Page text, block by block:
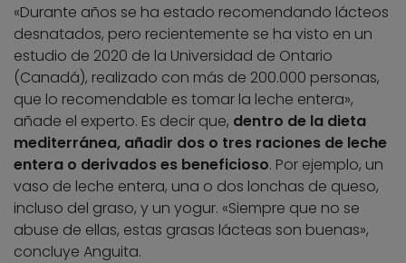
«Durante años se ha estado recomendando lácteos
desnatados, pero recientemente se ha visto en un
estudio de 2020 de la Universidad de Ontario
(Canadá), realizado con más de 200.000 personas,
que lo recomendable es tomar la leche entera»,
añade el experto. Es decir que, dentro de la dieta
mediterránea, añadir dos o tres raciones de leche
entera o derivados es beneficioso. Por ejemplo, un
vaso de leche entera, una o dos lonchas de queso,
incluso del graso, y un yogur. «Siempre que no se
abuse de ellas, estas grasas lácteas son buenas»,
concluye Anguita.